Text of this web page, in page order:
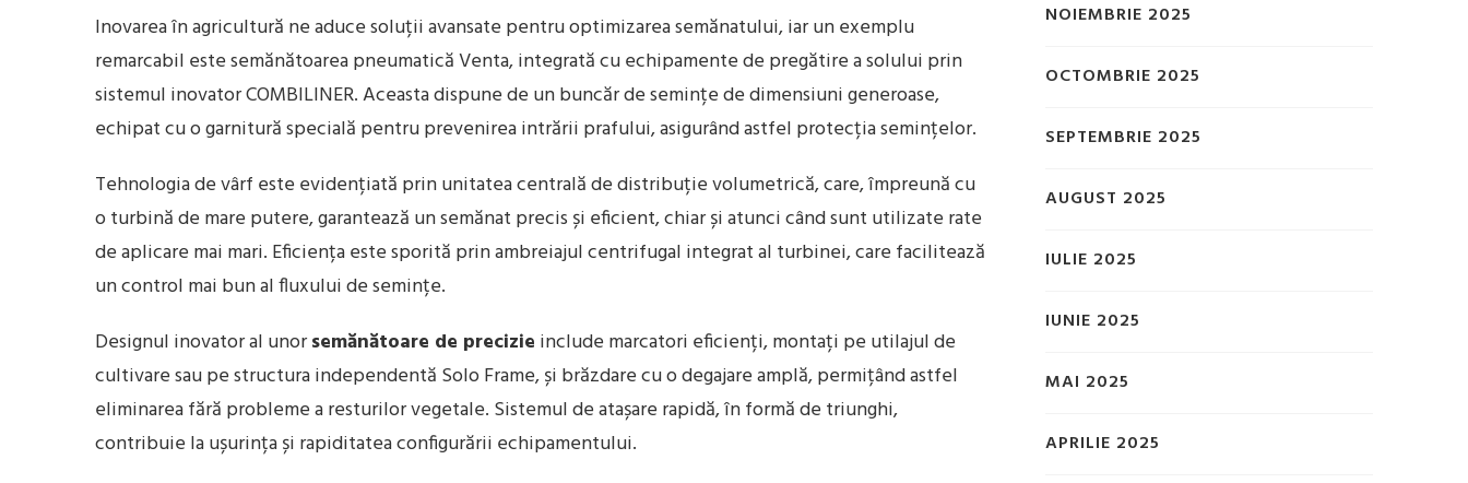
Inovarea în agricultură ne aduce soluții avansate pentru optimizarea semănatului, iar un exemplu
remarcabil este semănătoarea pneumatică Venta, integrată cu echipamente de pregătire a solului prin
sistemul inovator COMBILINER. Aceasta dispune de un buncăr de semințe de dimensiuni generoase,
echipat cu o garnitură specială pentru prevenirea intrării prafului, asigurând astfel protecția semințelor.
Tehnologia de vârf este evidențiată prin unitatea centrală de distribuție volumetrică, care, împreună cu
o turbină de mare putere, garantează un semănat precis și eficient, chiar și atunci când sunt utilizate rate
de aplicare mai mari. Eficiența este sporită prin ambreiajul centrifugal integrat al turbinei, care facilitează
un control mai bun al fluxului de semințe.
Designul inovator al unorsemănătoare de precizie include marcatori eficienți, montați pe utilajul de
cultivare sau pe structura independentă Solo Frame, și brăzdare cu o degajare amplă, permițând astfel
eliminarea fără probleme a resturilor vegetale. Sistemul de atașare rapidă, în formă de triunghi,
contribuie la ușurința și rapiditatea configurării echipamentului.
NOIEMBRIE 2025
OCTOMBRIE 2025
SEPTEMBRIE 2025
AUGUST 2025
IULIE 2025
IUNIE 2025
MAI 2025
APRILIE 2025